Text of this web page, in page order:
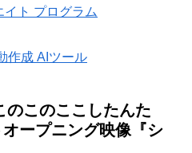
ト プログラム
作成 AIツール
のこのここしたんた
ープニング映像『シ